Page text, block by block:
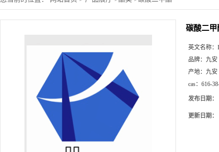
碳酸二甲
英文名称：
品牌： 九安
产地： 九安
cas： 616-
发布日期：
更新日期：